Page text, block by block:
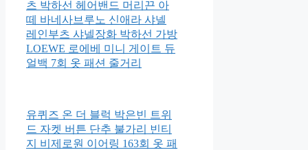
츠 박하선 헤어밴드 머리끈 아
떼 바네사브루노 신애라 샤넬
레인부츠 샤넬장화 박하선 가방
LOEWE 로에베 미니 게이트 듀
얼백 7회 옷 패션 줄거리
유퀴즈 온 더 블럭 박은빈 트위
드 자켓 버튼 단추 불가리 빈티
지 비제로원 이어링 163회 옷 패